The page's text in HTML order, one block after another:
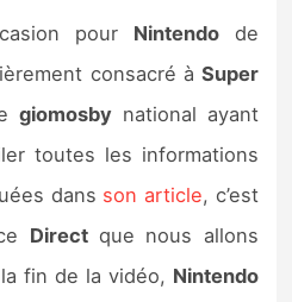
pour Nintendode
consacré à Super
giomosbynational ayant
toutes les informations
dans son article, c’est
Directque nous allons
fin de la vidéo, Nintendo